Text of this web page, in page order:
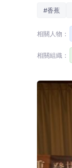
#香蕉
相關人物：
相關組織：